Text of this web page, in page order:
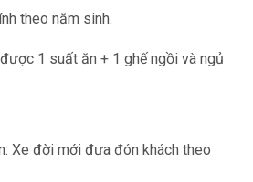
theo năm sinh.
1 suất ăn + 1 ghế ngồi và ngủ
Xe đời mới đưa đón khách theo